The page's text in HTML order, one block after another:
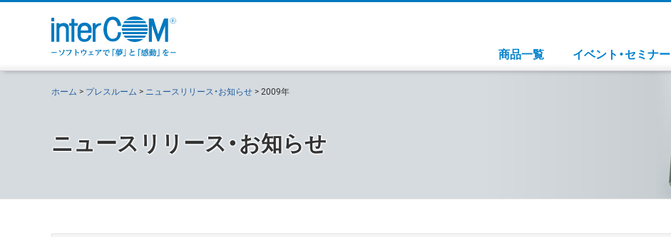
商品一覧 イベント・セミナー
ホーム プレスルーム ニュースリリース・お知らせ 2009年
ニュースリリース・お知らせ